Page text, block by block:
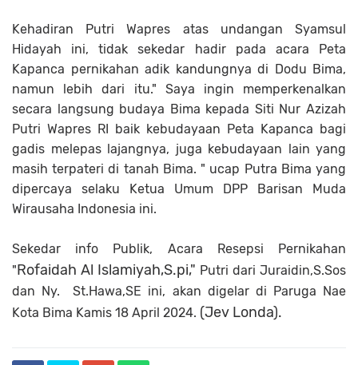
Kehadiran Putri Wapres atas undangan Syamsul
Hidayah ini, tidak sekedar hadir pada acara Peta
Kapanca pernikahan adik kandungnya di Dodu Bima,
namun lebih dari itu." Saya ingin memperkenalkan
secara langsung budaya Bima kepada Siti Nur Azizah
Putri Wapres RI baik kebudayaan Peta Kapanca bagi
gadis melepas lajangnya, juga kebudayaan lain yang
masih terpateri di tanah Bima. " ucap Putra Bima yang
dipercaya selaku Ketua Umum DPP Barisan Muda
Wirausaha Indonesia ini.
Sekedar info Publik, Acara Resepsi Pernikahan
"Rofaidah Al Islamiyah,S.pi," Putri dari Juraidin,S.Sos
dan Ny. St.Hawa,SE ini, akan digelar di Paruga Nae
Kota Bima Kamis 18 April 2024. (Jev Londa).